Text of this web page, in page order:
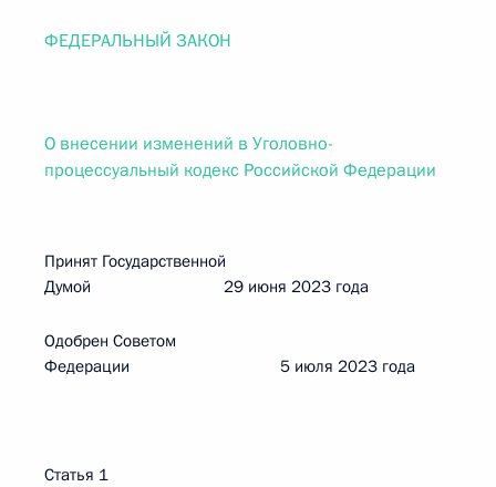
ФЕДЕРАЛЬНЫЙ ЗАКОН
О внесении изменений в Уголовно-
процессуальный кодекс Российской Федерации
Принят Государственной
Думой 29 июня 2023 года
Одобрен Советом
Федерации 5 июля 2023 года
Статья 1